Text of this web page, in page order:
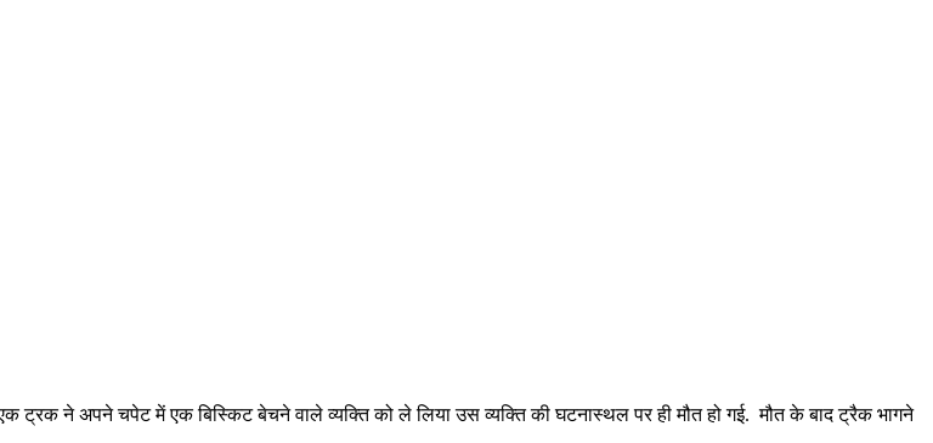
ट्रक ने अपने चपेट में एक बिस्किट बेचने वाले व्यक्ति को ले लिया उस व्यक्ति की घटनास्थल पर ही मौत हो गई. मौत के बाद ट्रैक भागने